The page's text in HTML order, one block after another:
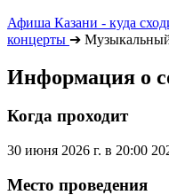
Афиша Казани - куда
концерты ➔
Информация о
Когда проходит
30 июня 2026 г. в 20:00
Место проведения